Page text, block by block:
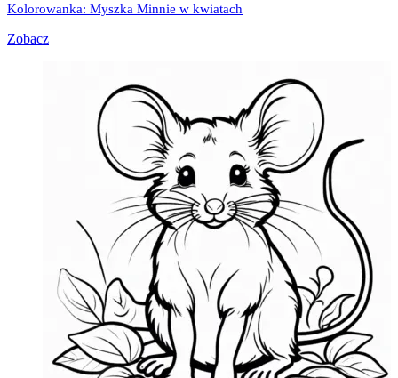
Kolorowanka: Myszka Minnie w kwiatach
Zobacz